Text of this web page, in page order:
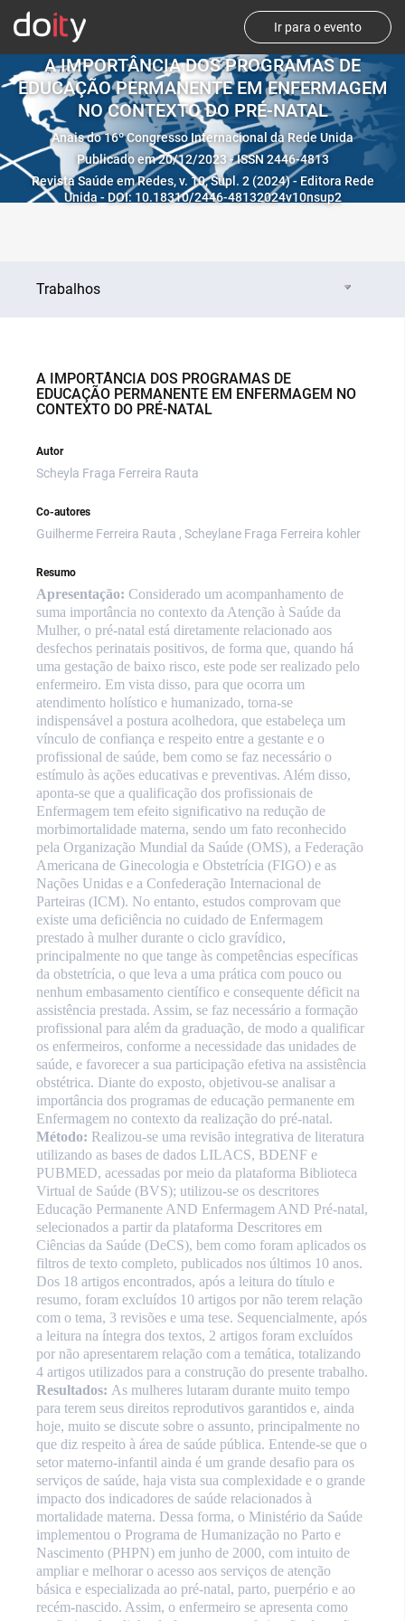
Ir para o evento
A IMPORTÂNCIA DOS PROGRAMAS DE
EDUCAÇÃO PERMANENTE EM ENFERMAGEM
NO CONTEXTO DO PRÉ-NATAL
Anais do 16º Congresso Internacional da Rede Unida
Publicado em 20/12/2023 - ISSN 2446-4813
Revista Saúde em Redes, v. 10, Supl. 2 (2024) - Editora Rede
Unida - DOI: 10.18310/2446-48132024v10nsup2
Trabalhos
A IMPORTÂNCIA DOS PROGRAMAS DE
EDUCAÇÃO PERMANENTE EM ENFERMAGEM NO
CONTEXTO DO PRÉ-NATAL
Autor
Scheyla Fraga Ferreira Rauta
Co-autores
Guilherme Ferreira Rauta , Scheylane Fraga Ferreira kohler
Resumo
Apresentação: Considerado um acompanhamento de
suma importância no contexto da Atenção à Saúde da
Mulher, o pré-natal está diretamente relacionado aos
desfechos perinatais positivos, de forma que, quando há
uma gestação de baixo risco, este pode ser realizado pelo
enfermeiro. Em vista disso, para que ocorra um
atendimento holístico e humanizado, torna-se
indispensável a postura acolhedora, que estabeleça um
vínculo de confiança e respeito entre a gestante e o
profissional de saúde, bem como se faz necessário o
estímulo às ações educativas e preventivas. Além disso,
aponta-se que a qualificação dos profissionais de
Enfermagem tem efeito significativo na redução de
morbimortalidade materna, sendo um fato reconhecido
pela Organização Mundial da Saúde (OMS), a Federação
Americana de Ginecologia e Obstetrícia (FIGO) e as
Nações Unidas e a Confederação Internacional de
Parteiras (ICM). No entanto, estudos comprovam que
existe uma deficiência no cuidado de Enfermagem
prestado à mulher durante o ciclo gravídico,
principalmente no que tange às competências específicas
da obstetrícia, o que leva a uma prática com pouco ou
nenhum embasamento científico e consequente déficit na
assistência prestada. Assim, se faz necessário a formação
profissional para além da graduação, de modo a qualificar
os enfermeiros, conforme a necessidade das unidades de
saúde, e favorecer a sua participação efetiva na assistência
obstétrica. Diante do exposto, objetivou-se analisar a
importância dos programas de educação permanente em
Enfermagem no contexto da realização do pré-natal.
Método: Realizou-se uma revisão integrativa de literatura
utilizando as bases de dados LILACS, BDENF e
PUBMED, acessadas por meio da plataforma Biblioteca
Virtual de Saúde (BVS); utilizou-se os descritores
Educação Permanente AND Enfermagem AND Pré-natal,
selecionados a partir da plataforma Descritores em
Ciências da Saúde (DeCS), bem como foram aplicados os
filtros de texto completo, publicados nos últimos 10 anos.
Dos 18 artigos encontrados, após a leitura do título e
resumo, foram excluídos 10 artigos por não terem relação
com o tema, 3 revisões e uma tese. Sequencialmente, após
a leitura na íntegra dos textos, 2 artigos foram excluídos
por não apresentarem relação com a temática, totalizando
4 artigos utilizados para a construção do presente trabalho.
Resultados: As mulheres lutaram durante muito tempo
para terem seus direitos reprodutivos garantidos e, ainda
hoje, muito se discute sobre o assunto, principalmente no
que diz respeito à área de saúde pública. Entende-se que o
setor materno-infantil ainda é um grande desafio para os
serviços de saúde, haja vista sua complexidade e o grande
impacto dos indicadores de saúde relacionados à
mortalidade materna. Dessa forma, o Ministério da Saúde
implementou o Programa de Humanização no Parto e
Nascimento (PHPN) em junho de 2000, com intuito de
ampliar e melhorar o acesso aos serviços de atenção
básica e especializada ao pré-natal, parto, puerpério e ao
recém-nascido. Assim, o enfermeiro se apresenta como